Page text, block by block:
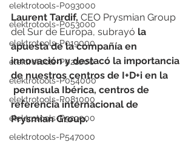
elektrotools-P093000
elektrotools-P053000
elektrotools-P019000
elektrotools-P021000
elektrotools-P054000
elektrotools-P081000
elektrotools-P929000
elektrotools-P547000
Laurent Tardif, CEO Prysmian Group
del Sur de Europa, subrayó la
apuesta de la compañía en
innovación y destacó la importancia
de nuestros centros de I+D+i en la
península Ibérica, centros de
referencia internacional de
Prysmian Group.